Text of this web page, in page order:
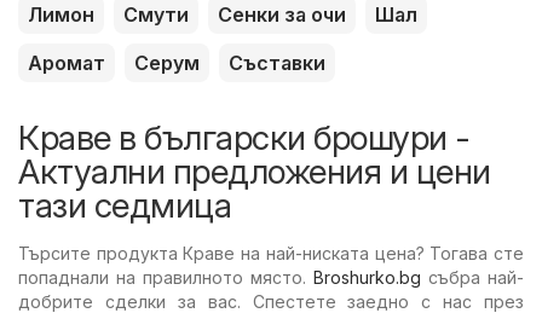
Лимон
Смути Сенки за очи
Шал
Аромат
Серум Съставки
Краве в български брошури -
Актуални предложения и цени
тази седмица
Търсите продукта Краве на най-ниската цена? Тогава сте
попаднали на правилното място. Broshurko.bg събра най-
добрите сделки за вас. Спестете заедно с нас през